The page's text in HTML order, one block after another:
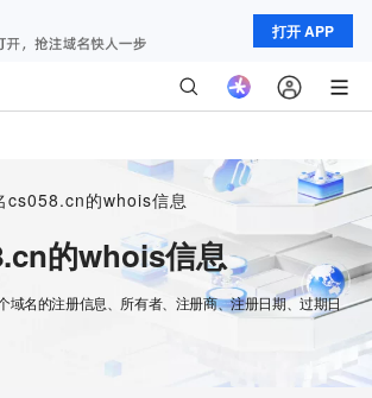
打开 APP
cs058.cn的whois信息
的whois信息
域名的注册信息、所有者、注册商、注册日期、过期日